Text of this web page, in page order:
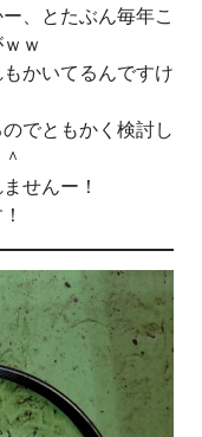
、とたぶん毎年こ
ｗ
かいてるんですけ
でともかく検討し
せんー！